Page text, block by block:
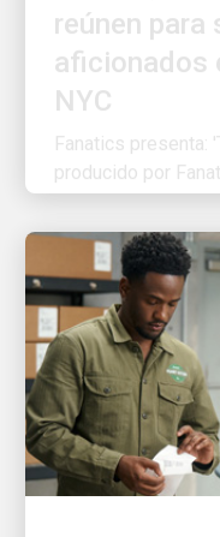
aficionados
NYC
Fanatics presenta:
producido por